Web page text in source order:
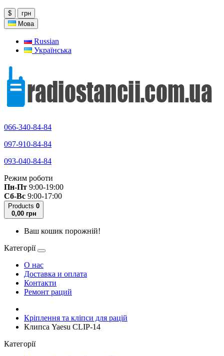
$
грн
Мова
Russian
Українська
066-340-84-84
097-910-84-84
093-040-84-84
Режим роботи
Пн-Пт 9:00-19:00
Сб-Вс 9:00-17:00
Products 0
0,00 грн
Ваш кошик порожній!
Категорії
О нас
Доставка и оплата
Контакти
Ремонт раций
Кріплення та кліпси для рацій
Клипса Yaesu CLIP-14
Категорії